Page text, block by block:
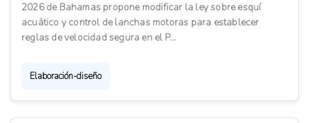
2026 de Bahamas propone modificar la ley sobre esquí
acuático y control de lanchas motoras para establecer
reglas de velocidad segura en el P...
Elaboración-diseño